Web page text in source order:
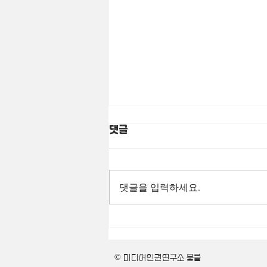
댓글
댓글을 입력하세요.
© 미디어인권연구소 뭉클